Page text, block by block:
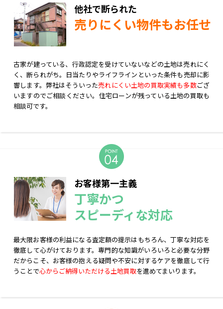
他社で断られた
売りにくい物件もお任せ
古家が建っている、行政認定を受けていないなどの土地は売れにく
く、断られがち。日当たりやライフラインといった条件も売却に影
響します。弊社はそういった売れにくい土地の買取実績も多数ござ
いますのでご相談ください。住宅ローンが残っている土地の買取も
相談可です。
お客様第一主義
丁寧かつ
スピーディな対応
最大限お客様の利益になる査定額の提示はもちろん、丁寧な対応を
徹底して心がけております。専門的な知識がいろいろと必要な分野
だからこそ、お客様の抱える疑問や不安に対するケアを徹底して行
うことで心からご納得いただける土地買取を進めてまいります。